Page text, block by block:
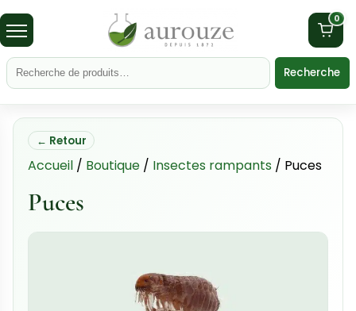
0
Recherche
Fumigène insecticide
Profyr
21,00
Julien Aurouze 1L
Meilleure vente